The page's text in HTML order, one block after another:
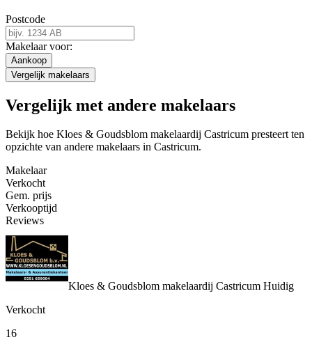
Postcode
Makelaar voor:
Aankoop
Vergelijk makelaars
Vergelijk met andere makelaars
Bekijk hoe Kloes & Goudsblom makelaardij Castricum presteert ten
opzichte van andere makelaars in Castricum.
Makelaar
Verkocht
Gem. prijs
Verkooptijd
Reviews
Kloes & Goudsblom makelaardij Castricum Huidig
Verkocht
16